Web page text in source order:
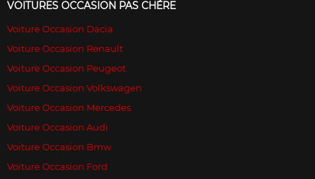
VOITURES OCCASION PAS CHÉRE
Voiture Occasion Dacia
Voiture Occasion Renault
Voiture Occasion Peugeot
Voiture Occasion Volkswagen
Voiture Occasion Mercedes
Voiture Occasion Audi
Voiture Occasion Bmw
Voiture Occasion Ford